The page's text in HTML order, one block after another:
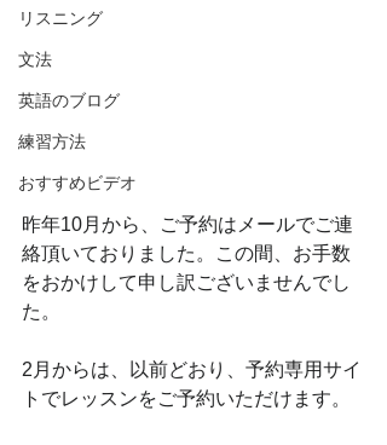
リスニング
文法
英語のブログ
練習方法
おすすめビデオ
昨年10月から、ご予約はメールでご連
絡頂いておりました。この間、お手数
をおかけして申し訳ございませんでし
た。
2月からは、以前どおり、予約専用サイ
トでレッスンをご予約いただけます。